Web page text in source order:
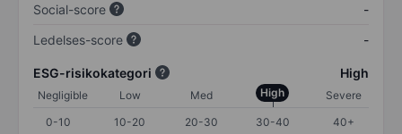
Social-score
-
Ledelses-score
-
ESG-risikokategori High
Negligible Low Med High
Severe
0-10
10-20 20-30 30-40 40+